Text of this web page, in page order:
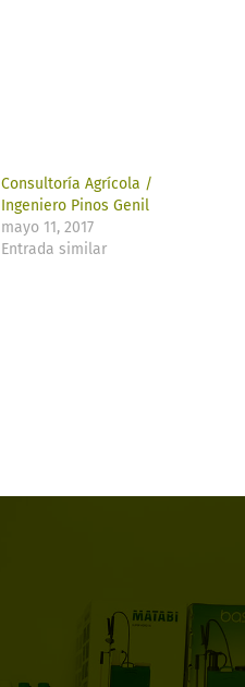
Consultoría Agrícola /
Ingeniero Pinos Genil
mayo 11, 2017
Entrada similar